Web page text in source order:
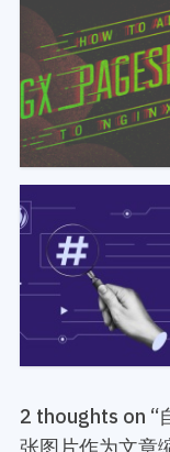
2 thoughts on “
张图片作为文章